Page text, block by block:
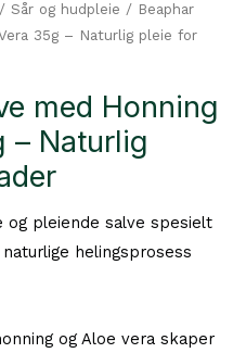
/Sår og hudpleie / Beaphar
35g – Naturlig pleie for
med Honning
– Naturlig
og pleiende salve spesielt
helingsprosess
og Aloe vera skaper